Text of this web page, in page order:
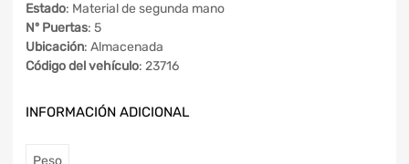
Estado: Material de segunda mano
Nº Puertas: 5
Ubicación: Almacenada
Código del vehículo: 23716
INFORMACIÓN ADICIONAL
Peso